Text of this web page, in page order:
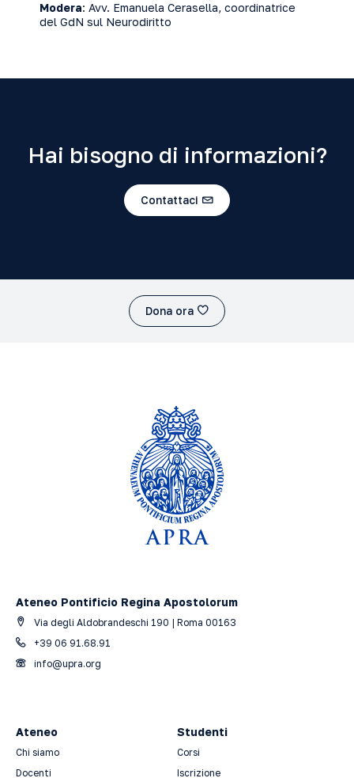
Modera: Avv. Emanuela Cerasella, coordinatrice
del GdN sul Neurodiritto
Hai bisogno di informazioni?
Contattaci
Dona ora
Ateneo Pontificio Regina Apostolorum
Via degli Aldobrandeschi 190 | Roma 00163
+39 06 91.68.91
info@upra.org
Ateneo
Chi siamo
Docenti
Studenti
Corsi
Iscrizione